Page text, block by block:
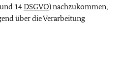
14DSGVO) nachzukommen,
über die Verarbeitung